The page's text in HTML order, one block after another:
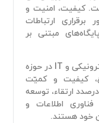
کیفیت، امنیت و
برقراری ارتباطات
مبتنی بر
در واقع شرکت‌های ارائه‌کننده خدمات الکترونیکی و IT در حوزه
کیفیت و کمیّت
ارتقاء، توسعه
اطلاعات و
خود هستند.